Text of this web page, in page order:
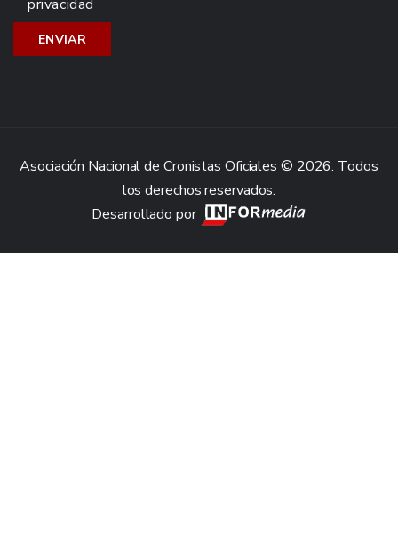
privacidad
Asociación Nacional de Cronistas Oficiales © 2026. Todos
los derechos reservados.
Desarrollado por